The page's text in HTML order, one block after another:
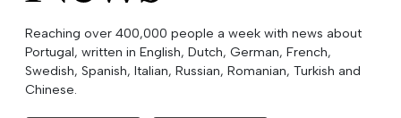
Reaching over 400,000 people a week with news about
Portugal, written in English, Dutch, German, French,
Swedish, Spanish, Italian, Russian, Romanian, Turkish and
Chinese.